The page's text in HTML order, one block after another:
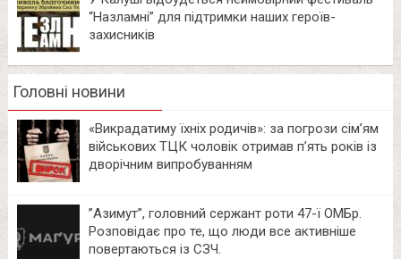
“Назламні” для підтримки наших героїв-
захисників
Головні новини
«Викрадатиму їхніх родичів»: за погрози сім’ям
військових ТЦК чоловік отримав п’ять років із
дворічним випробуванням
⁨”Азимут”, головний сержант роти 47-ї ОМБр.
Розповідає про те, що люди все активніше
повертаються із СЗЧ.